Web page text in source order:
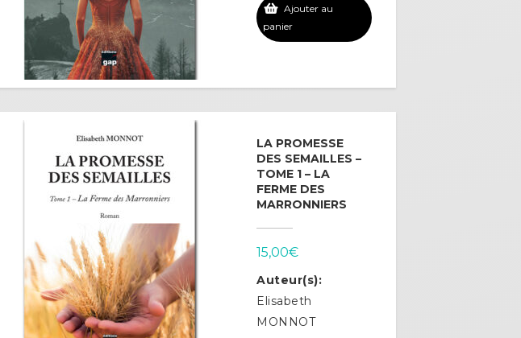
Ajouter au
panier
LA PROMESSE
DES SEMAILLES –
TOME 1 – LA
FERME DES
MARRONNIERS
15,00€
Auteur(s):
Elisabeth
MONNOT